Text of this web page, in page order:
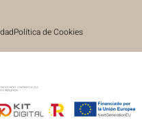
Política de Cookies